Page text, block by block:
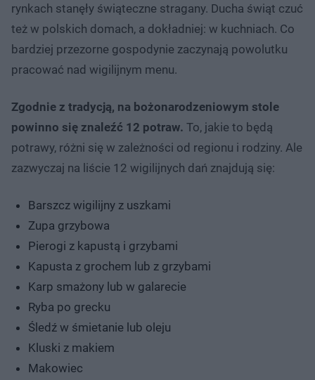
rynkach stanęły świąteczne stragany. Ducha świąt czuć
też w polskich domach, a dokładniej: w kuchniach. Co
bardziej przezorne gospodynie zaczynają powolutku
pracować nad wigilijnym menu.
Zgodnie z tradycją, na bożonarodzeniowym stole
powinno się znaleźć 12 potraw. To, jakie to będą
potrawy, różni się w zależności od regionu i rodziny. Ale
zazwyczaj na liście 12 wigilijnych dań znajdują się:
Barszcz wigilijny z uszkami
Zupa grzybowa
Pierogi z kapustą i grzybami
Kapusta z grochem lub z grzybami
Karp smażony lub w galarecie
Ryba po grecku
Śledź w śmietanie lub oleju
Kluski z makiem
Makowiec